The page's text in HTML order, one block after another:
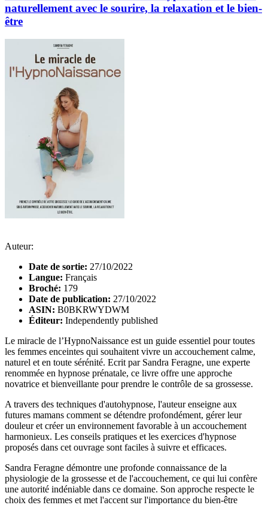
naturellement avec le sourire, la relaxation et le bien-
être
Auteur:
Date de sortie: 27/10/2022
Langue: Français
Broché: 179
Date de publication: 27/10/2022
ASIN: B0BKRWYDWM
Éditeur: Independently published
Le miracle de l’HypnoNaissance est un guide essentiel pour toutes
les femmes enceintes qui souhaitent vivre un accouchement calme,
naturel et en toute sérénité. Ecrit par Sandra Feragne, une experte
renommée en hypnose prénatale, ce livre offre une approche
novatrice et bienveillante pour prendre le contrôle de sa grossesse.
A travers des techniques d'autohypnose, l'auteur enseigne aux
futures mamans comment se détendre profondément, gérer leur
douleur et créer un environnement favorable à un accouchement
harmonieux. Les conseils pratiques et les exercices d'hypnose
proposés dans cet ouvrage sont faciles à suivre et efficaces.
Sandra Feragne démontre une profonde connaissance de la
physiologie de la grossesse et de l'accouchement, ce qui lui confère
une autorité indéniable dans ce domaine. Son approche respecte le
choix des femmes et met l'accent sur l'importance du bien-être